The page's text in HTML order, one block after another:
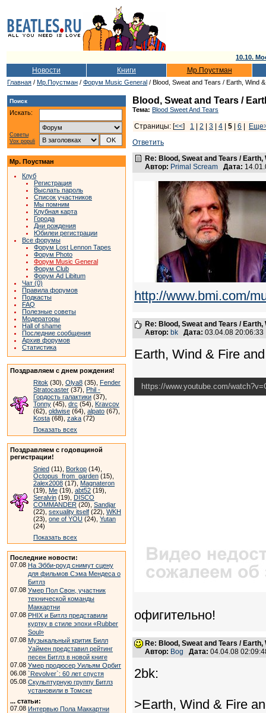
10.10.
Новости Книги Мр.Поустман
Главная / Мр.Поустман / Форум Music General / Blood, Sweat and Tears / Earth, Wind
Поиск
Искать:
Советы
Vox populi
Мр. Поустман
Клуб
Регистрация
Выслать пароль
Список участников
Мы помним
Клубная карта
Города
Дни рождения
Юбилеи регистрации
Все форумы
Форум Lost Lennon Tapes
Форум Photo
Форум Music General
Форум Club
Форум Ad Libitum
Чат (0)
Правила форумов
Подкасты
FAQ
Полезные советы
Модераторы
Hall of shame
Последние сообщения
Архив форумов
Статистика
Поздравляем с днем рождения!
Ritok (30), Olya8 (35), Fender
Stratocaster (37), Phil -
Гордость галактики (37),
Tonny (45), drc (54), Kravcov
(62), oldwise (64), alpato (67),
Kosta (68), zaka (72)
Показать всех
Поздравляем с годовщиной
регистрации!
Snied (11), Borkop (14),
Octopus_from_garden (15),
2alex2008 (17), Magnateron
(19), Me (19), abt52 (19),
Seralvin (19), DISCO
COMMANDER (20), Sandjar
(22), sexuality itself (22), WKH
(23), one of YOU (24), Yutan
(24)
Показать всех
Последние новости:
07.08 На Эбби-роуд снимут сцену
для фильмов Сэма Мендеса о
Битлз
07.08 Умер Пол Свон, участник
технической команды
Маккартни
07.08 PHIX и Битлз представили
куртку в стиле эпохи «Rubber
Soul»
07.08 Музыкальный критик Билл
Уаймен представил рейтинг
песен Битлз в новой книге
07.08 Умер продюсер Уильям Орбит
06.08 `Revolver`: 60 лет спустя
05.08 Скульптурную группу Битлз
установили в Томске
... статьи:
07.08 Интервью Пола Маккартни
Blood, Sweat and Tears /
Тема: Blood Sweet And Tears
Страницы: [<<] 1 2 3 4 5 6
Ответить
Re: Blood, Sweat and Tears / Earth,
Автор: Primal Scream Дата:
http://www.bmi.com/
Re: Blood, Sweat and Tears / Earth,
Автор: bk Дата: 03.04.08
Earth, Wind & Fire
https://www.youtube.com/
офигительно!
Re: Blood, Sweat and Tears / Earth,
Автор: Bog Дата: 04.04.08
2bk:
>Earth, Wind & Fire